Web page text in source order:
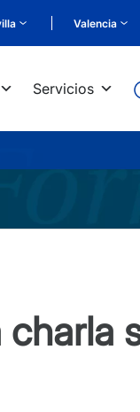
Valencia
Servicios